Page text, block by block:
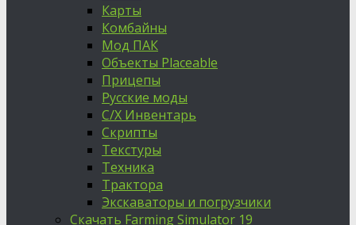
Карты
Комбайны
Мод ПАК
Объекты Placeable
Прицепы
Русские моды
С/Х Инвентарь
Скрипты
Текстуры
Техника
Трактора
Экскаваторы и погрузчики
Скачать Farming Simulator 19